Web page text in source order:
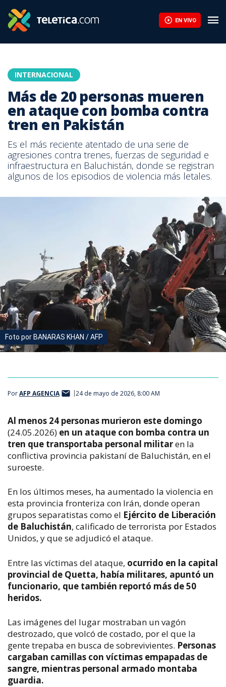
EN VIVO
INTERNACIONAL
Más de 20 personas mueren
en ataque con bomba contra
tren en Pakistán
Es el más reciente atentado de una serie de
agresiones contra trenes, fuerzas de seguridad e
infraestructura en Baluchistán, donde se registran
algunos de los episodios de violencia más letales.
Foto por BANARAS KHAN / AFP
PorAFP AGENCIA 24 de mayo de 2026, 8:00 AM
Al menos 24 personas murieron este domingo
(24.05.2026) en un ataque con bomba contra un
tren que transportaba personal militaren la
conflictiva provincia pakistaní de Baluchistán, en el
suroeste.
En los últimos meses, ha aumentado la violencia en
esta provincia fronteriza con Irán, donde operan
grupos separatistas como el Ejército de Liberación
de Baluchistán, calificado de terrorista por Estados
Unidos, y que se adjudicó el ataque.
Entre las víctimas del ataque, ocurrido en la capital
provincial de Quetta, había militares, apuntó un
funcionario, que también reportó más de 50
heridos.
Las imágenes del lugar mostraban un vagón
destrozado, que volcó de costado, por el que la
gente trepaba en busca de sobrevivientes. Personas
cargaban camillas con víctimas empapadas de
sangre, mientras personal armado montaba
guardia.